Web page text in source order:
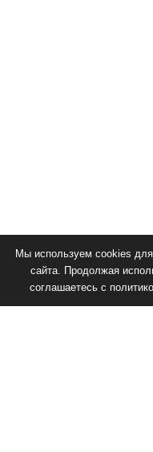
Мы используем cookies
сайта. Продолжая
соглашаетесь с